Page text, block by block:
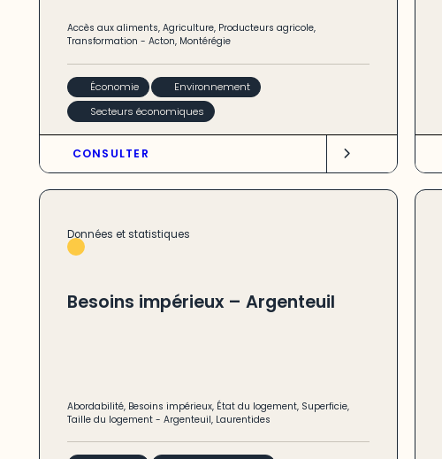
Accès aux aliments, Agriculture, Producteurs agricole,
Transformation - Acton, Montérégie
Économie
Environnement
Secteurs économiques
CONSULTER
Données et statistiques
Besoins impérieux – Argenteuil
Abordabilité, Besoins impérieux, État du logement, Superficie,
Taille du logement- Argenteuil, Laurentides